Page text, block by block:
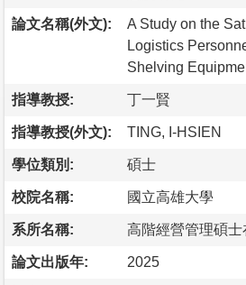
論文名稱(外文):
A Study on the
Logistics
Shelving
指導教授: 丁一賢
指導教授(外文): TING, I-HSIEN
學位類別: 碩士
校院名稱: 國立高雄大學
系所名稱: 高階經營管理碩
論文出版年: 2025